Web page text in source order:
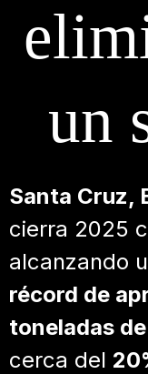
un
Santa Cruz,
cierra 2025
alcanzando
récord de
toneladas de
cerca del